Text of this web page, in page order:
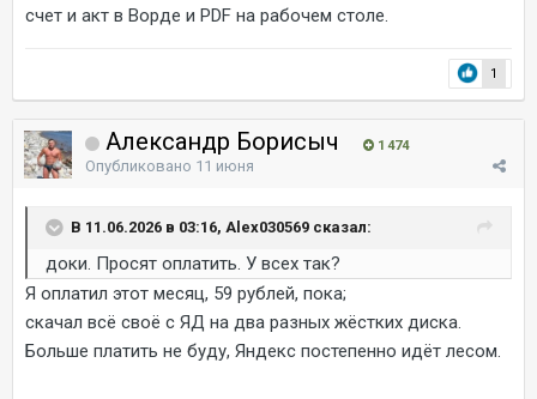
счет и акт в Ворде и PDF на рабочем столе.
1
Александр Борисыч 1 474
Опубликовано 11 июня
В 11.06.2026 в 03:16, Alex030569 сказал:
доки. Просят оплатить. У всех так?
Я оплатил этот месяц, 59 рублей, пока;
скачал всё своё с ЯД на два разных жёстких диска.
Больше платить не буду, Яндекс постепенно идёт лесом.